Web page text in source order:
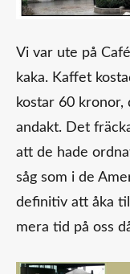
Vi var ute på
kaka. Kaffet
kostar 60 kronor,
andakt. Det
att de hade
såg som i de
definitiv att åka
mera tid på oss